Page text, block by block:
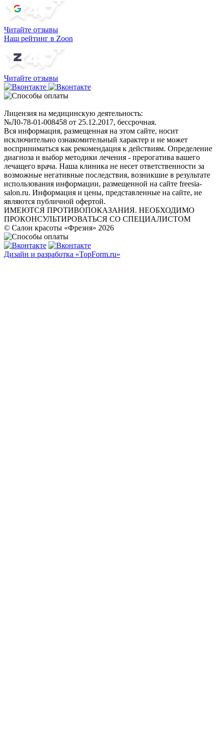
Читайте отзывы
Наш рейтинг в Zoon
Читайте отзывы
Лицензия на медицинскую деятельность:
№Л0-78-01-008458 от 25.12.2017, бессрочная.
Вся информация, размещенная на этом сайте, носит
исключительно ознакомительный характер и не может
восприниматься как рекомендация к действиям. Определение
диагноза и выбор методики лечения - прерогатива вашего
лечащего врача. Наша клиника не несет ответственности за
возможные негативные последствия, возникшие в результате
использования информации, размещенной на сайте freesia-
salon.ru. Информация и цены, представленные на сайте, не
являются публичной офертой.
ИМЕЮТСЯ ПРОТИВОПОКАЗАНИЯ. НЕОБХОДИМО
ПРОКОНСУЛЬТИРОВАТЬСЯ СО СПЕЦИАЛИСТОМ
© Салон красоты «Фрезия» 2026
Дизайн и разработка «TopForm.ru»